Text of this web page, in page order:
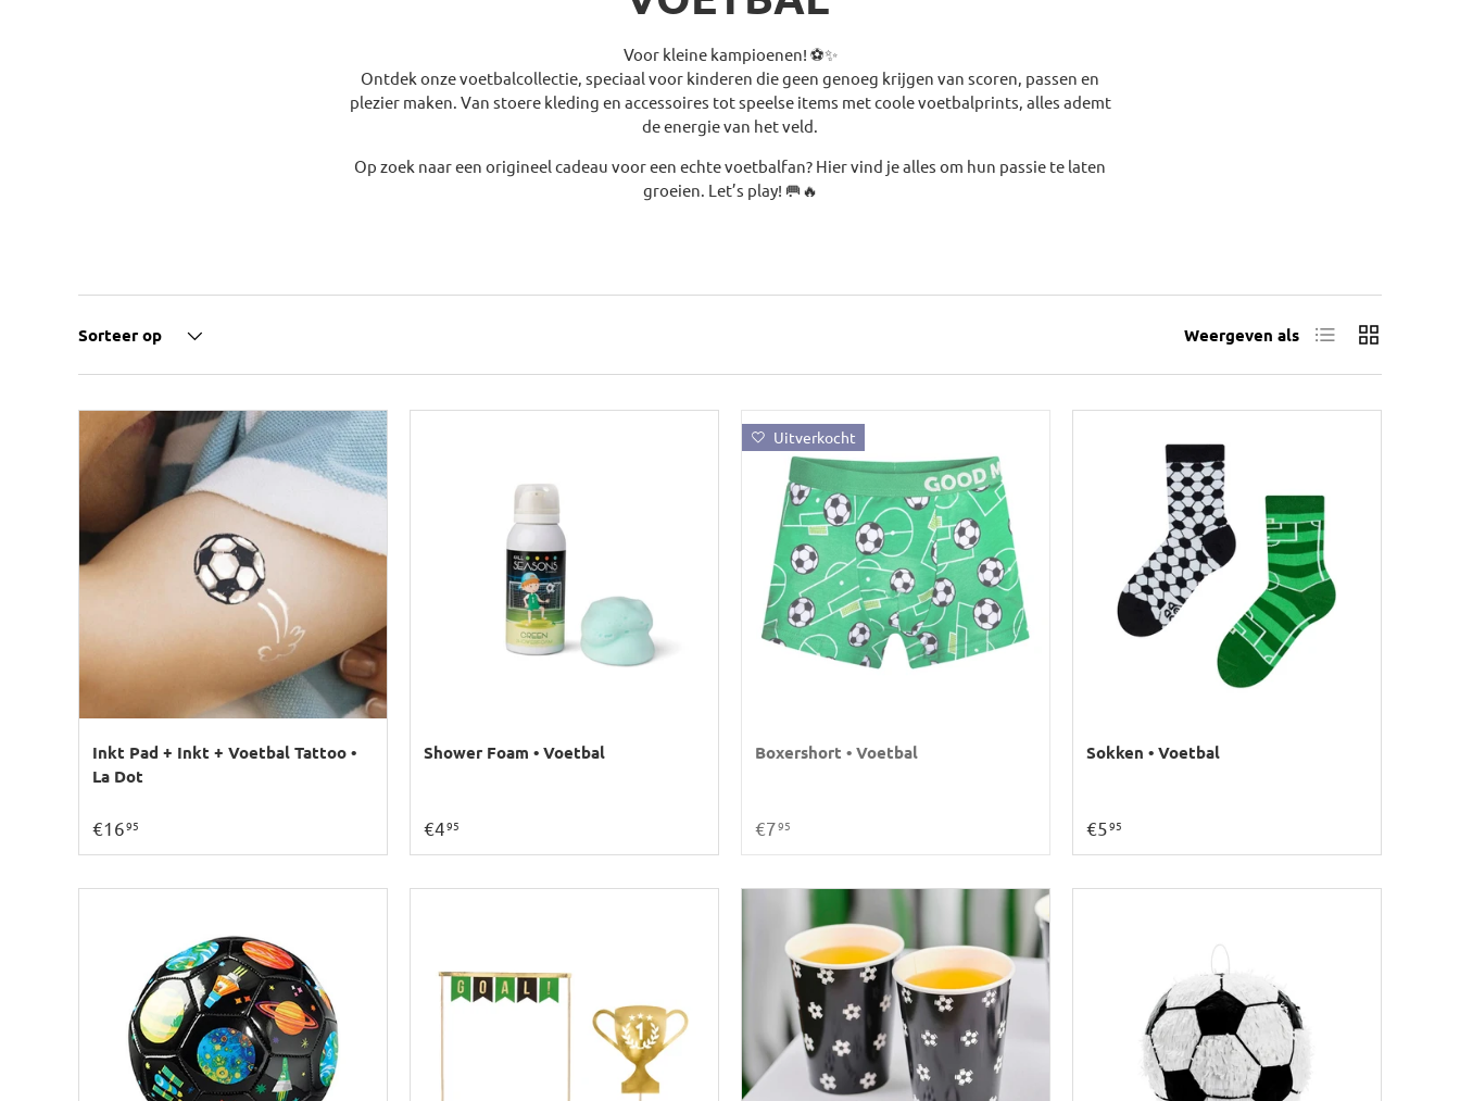
Voor kleine kampioenen! ⚽✨
Ontdek onze voetbalcollectie, speciaal voor kinderen die geen genoeg krijgen van scoren, passen en
plezier maken. Van stoere kleding en accessoires tot speelse items met coole voetbalprints, alles ademt
de energie van het veld.
Op zoek naar een origineel cadeau voor een echte voetbalfan? Hier vind je alles om hun passie te laten
groeien. Let’s play! 🥅🔥
Sorteer op Weergeven als Lijst Raster
Inkt Pad + Inkt + Voetbal Tattoo •
La Dot
€1695
Shower Foam • Voetbal
€495
Uitverkocht
Boxershort • Voetbal
€795
Sokken • Voetbal
€595